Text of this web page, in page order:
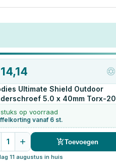
14,14
Ultimate Shield Outdoor
5.0 x 40mm Torx-20
stuks op voorraad
vanaf 6 st.
1 Toevoegen
11 augustus in huis